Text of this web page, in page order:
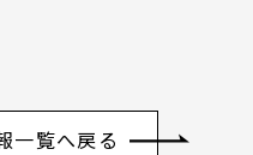
一覧へ戻る